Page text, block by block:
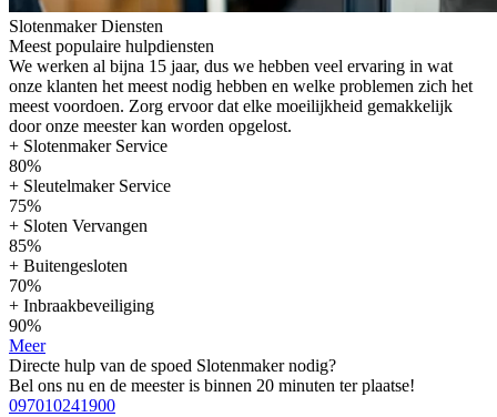
Slotenmaker Diensten
Meest populaire hulpdiensten
We werken al bijna 15 jaar, dus we hebben veel ervaring in wat
onze klanten het meest nodig hebben en welke problemen zich het
meest voordoen. Zorg ervoor dat elke moeilijkheid gemakkelijk
door onze meester kan worden opgelost.
+ Slotenmaker Service
80%
+ Sleutelmaker Service
75%
+ Sloten Vervangen
85%
+ Buitengesloten
70%
+ Inbraakbeveiliging
90%
Meer
Directe hulp van de spoed Slotenmaker nodig?
Bel ons nu en de meester is binnen 20 minuten ter plaatse!
097010241900